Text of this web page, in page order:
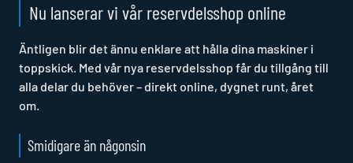
Nu lanserar vi vår reservdelsshop online
Äntligen blir det ännu enklare att hålla dina maskiner i
toppskick. Med vår nya reservdelsshop får du tillgång till
alla delar du behöver – direkt online, dygnet runt, året
om.
Smidigare än någonsin